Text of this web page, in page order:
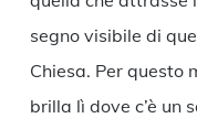
segno visibile di
Chiesa. Per questo
brilla lì dove c’è un